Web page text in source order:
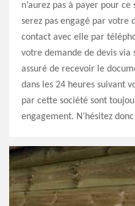
n’aurez pas à payer pour
serez pas engagé par votre
contact avec elle par
votre demande de devis via
assuré de recevoir le
dans les 24 heures suivant
par cette société sont
engagement. N’hésitez donc